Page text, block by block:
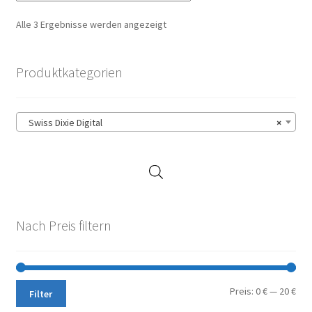
Alle 3 Ergebnisse werden angezeigtNach
Produktkategorien
×
Swiss Dixie Digital
Nach Preis filtern
Min.
Filter Preis:0 €— 20 €